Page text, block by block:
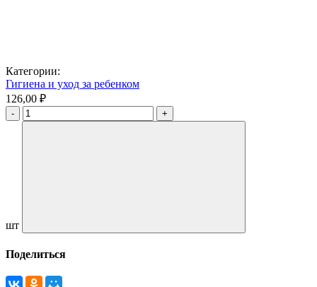
Категории:
Гигиена и уход за ребенком
126,00 ₽
шт
Поделиться